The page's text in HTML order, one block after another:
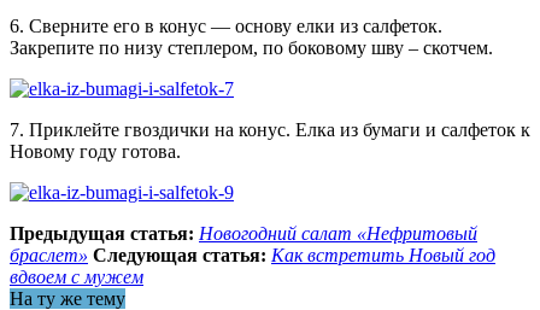
6. Сверните его в конус — основу елки из салфеток.
Закрепите по низу степлером, по боковому шву – скотчем.
7. Приклейте гвоздички на конус. Елка из бумаги и салфеток к
Новому году готова.
Предыдущая статья: Новогодний салат «Нефритовый
браслет» Следующая статья: Как встретить Новый год
вдвоем с мужем
На ту же тему